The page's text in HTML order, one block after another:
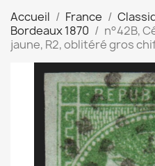
Accueil France
Bordeaux 1870
n°42B,
jaune, R2, oblitéré gros